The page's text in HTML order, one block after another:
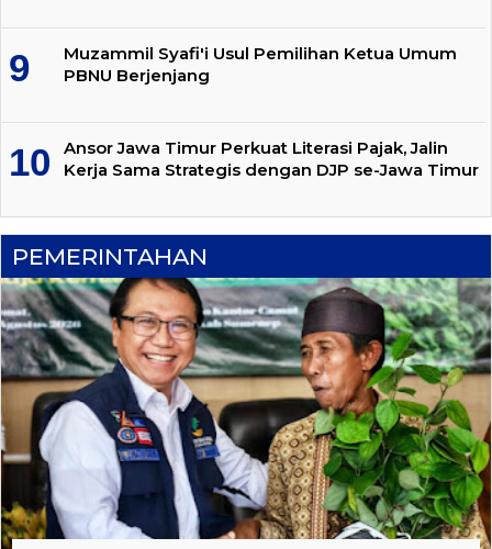
Muzammil Syafi'i Usul Pemilihan Ketua Umum
PBNU Berjenjang
Ansor Jawa Timur Perkuat Literasi Pajak, Jalin
Kerja Sama Strategis dengan DJP se-Jawa Timur
PEMERINTAHAN